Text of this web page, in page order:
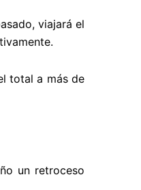
viajará el
total a más de
un retroceso